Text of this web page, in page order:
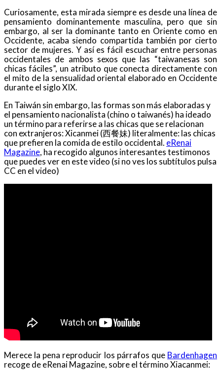
Curiosamente, esta mirada siempre es desde una línea de
pensamiento dominantemente masculina, pero que sin
embargo, al ser la dominante tanto en Oriente como en
Occidente, acaba siendo compartida también por cierto
sector de mujeres. Y así es fácil escuchar entre personas
occidentales de ambos sexos que las “taiwanesas son
chicas fáciles”, un atributo que conecta directamente con
el mito de la sensualidad oriental elaborado en Occidente
durante el siglo XIX.
En Taiwán sin embargo, las formas son más elaboradas y
el pensamiento nacionalista (chino o taiwanés) ha ideado
un término para referirse a las chicas que se relacionan
con extranjeros: Xicanmei (西餐妹) literalmente: las chicas
que prefieren la comida de estilo occidental. eRenai
Magazine, ha recogido algunos interesantes testimonos
que puedes ver en este video (si no ves los subtítulos pulsa
CC en el video)
Merece la pena reproducir los párrafos que Bardenhagen
recoge de eRenai Magazine, sobre el término Xiacanmei: